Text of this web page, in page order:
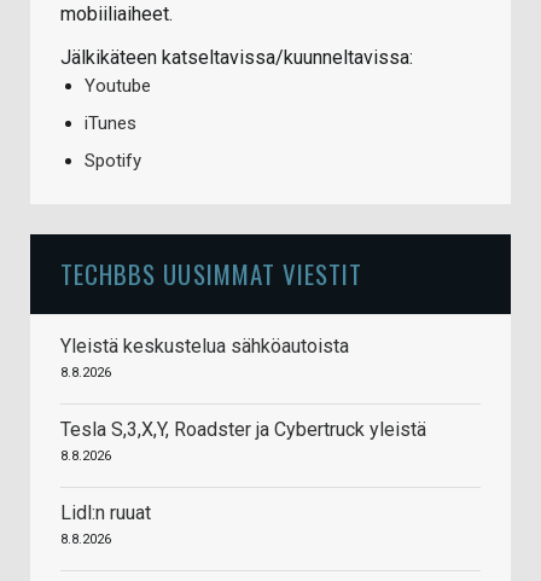
mobiiliaiheet.
Jälkikäteen katseltavissa/kuunneltavissa:
Youtube
iTunes
Spotify
TECHBBS UUSIMMAT VIESTIT
Yleistä keskustelua sähköautoista
8.8.2026
Tesla S,3,X,Y, Roadster ja Cybertruck yleistä
8.8.2026
Lidl:n ruuat
8.8.2026